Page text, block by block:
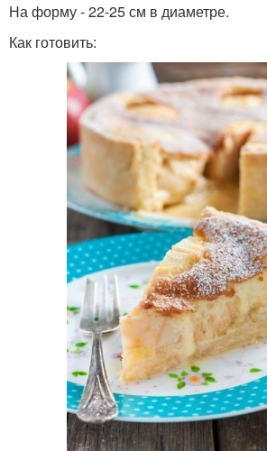
На форму - 22-25 см в диаметре.
Как готовить: